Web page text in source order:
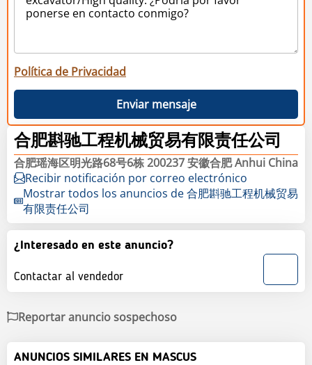
Política de Privacidad
Enviar mensaje
合肥斟驰工程机械贸易有限责任公司
合肥瑶海区明光路68号6栋 200237 安徽合肥 Anhui China
Recibir notificación por correo electrónico
Mostrar todos los anuncios de 合肥斟驰工程机械贸易
有限责任公司
¿Interesado en este anuncio?
Contactar al vendedor
Reportar anuncio sospechoso
ANUNCIOS SIMILARES EN MASCUS